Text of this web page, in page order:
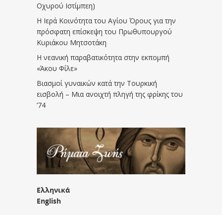
Οχυρού Ιστίμπεη)
Η Ιερά Κοινότητα του Αγίου Όρους για την
πρόσφατη επίσκεψη του Πρωθυπουργού
Κυριάκου Μητσοτάκη
Η νεανική παραβατικότητα στην εκπομπή
«Άκου Φίλε»
Βιασμοί γυναικών κατά την Τουρκική
εισβολή – Μια ανοιχτή πληγή της φρίκης του
’74
Ελληνικά
English